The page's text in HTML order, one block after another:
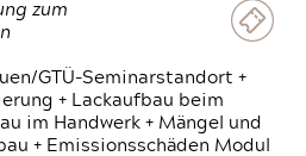
zum
GTÜ-Seminarstandort +
+ Lackaufbau beim
im Handwerk + Mängel und
+ Emissionsschäden Modul